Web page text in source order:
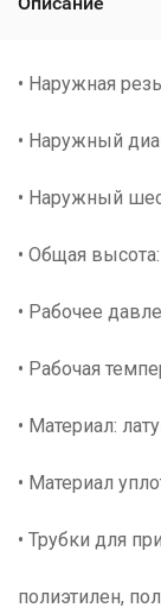
• Наружная
• Наружный
• Наружный
• Общая
• Рабочее
• Рабочая
• Материал:
• Материал
• Трубки для
полиэтилен,